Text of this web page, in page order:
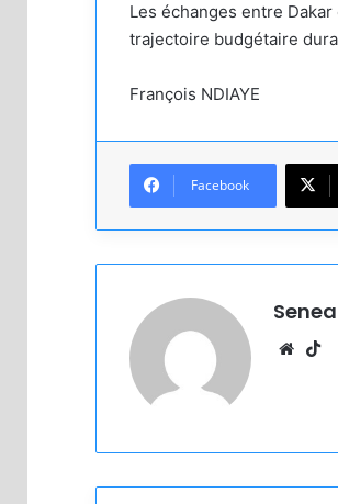
Les échanges entre
trajectoire budgétaire
François NDIAYE
Facebook